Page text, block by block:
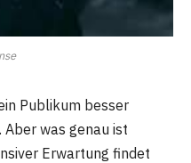
Publikum besser
was genau ist
Erwartung findet